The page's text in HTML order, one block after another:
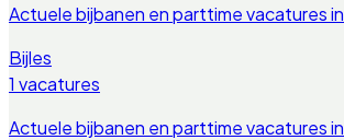
Actuele bijbanen en parttime vacatures in
Bijles
1 vacatures
Actuele bijbanen en parttime vacatures in